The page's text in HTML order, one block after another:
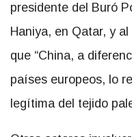
presidente del Buró
Haniya, en Qatar, y
que “China, a
países europeos, lo
legítima del tejido